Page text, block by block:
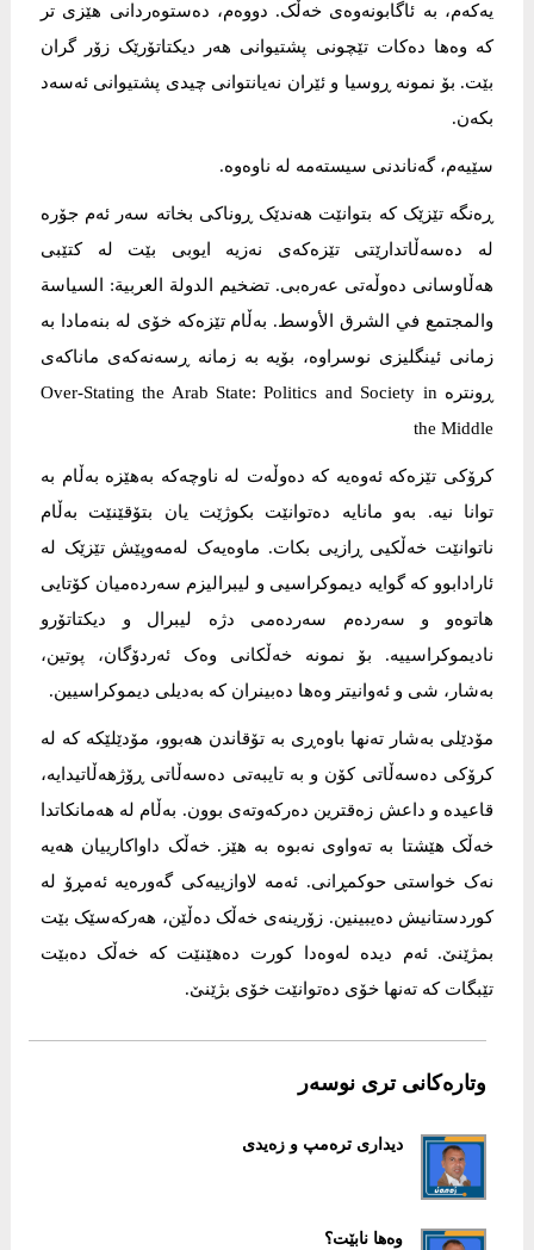
یەکەم، بە ئاگابونەوەی خەڵک. دووەم، دەستوەردانی هێزی تر
کە وەها دەکات تێچونی پشتیوانی هەر دیکتاتۆرێک زۆر گران
بێت. بۆ نمونە ڕوسیا و ئێران نەیانتوانی چیدی پشتیوانی ئەسەد
بکەن.
سێیەم، گەناندنی سیستەمە لە ناوەوە.
ڕەنگە تێزێک کە بتوانێت هەندێک ڕوناکی بخاتە سەر ئەم جۆرە
لە دەسەڵاتدارێتی تێزەکەی نەزیه ایوبی بێت لە کتێبی
هەڵاوسانی دەوڵەتی عەرەبی. تضخيم الدولة العربية: السياسة
والمجتمع في الشرق الأوسط. بەڵام تێزەکە خۆی لە بنەمادا بە
زمانی ئینگلیزی نوسراوە، بۆیە بە زمانە ڕسەنەکەی ماناکەی
ڕونترە Over-Stating the Arab State: Politics and Society in
the Middle
کرۆکی تێزەکە ئەوەیە کە دەوڵەت لە ناوچەکە بەهێزە بەڵام بە
توانا نیە. بەو مانایە دەتوانێت بکوژێت یان بتۆقێنێت بەڵام
ناتوانێت خەڵکیی ڕازیی بکات. ماوەیەک لەمەوپێش تێزێک لە
ئارادابوو کە گوایە دیموکراسیی و لیبرالیزم سەردەمیان کۆتایی
هاتوەو و سەردەم سەردەمی دژە لیبرال و دیکتاتۆرو
نادیموکراسییە. بۆ نمونە خەڵکانی وەک ئەردۆگان، پوتین،
بەشار، شی و ئەوانیتر وەها دەبینران کە بەدیلی دیموکراسیین.
مۆدێلی بەشار تەنها باوەڕی بە تۆقاندن هەبوو، مۆدێلێکە کە لە
کرۆکی دەسەڵاتی کۆن و بە تایبەتی دەسەڵاتی ڕۆژهەڵاتیدایە،
قاعیدە و داعش زەقترین دەرکەوتەی بوون. بەڵام لە هەمانکاتدا
خەڵک هێشتا بە تەواوی نەبوە بە هێز. خەڵک داواکارییان هەیە
نەک خواستی حوکمڕانی. ئەمە لاوازییەکی گەورەیە ئەمڕۆ لە
کوردستانیش دەیبینین. زۆرینەی خەڵک دەڵێن، هەرکەسێک بێت
بمژێنێ. ئەم دیدە لەوەدا کورت دەهێنێت کە خەڵک دەبێت
تێبگات کە تەنها خۆی دەتوانێت خۆی بژێنێ.
وتارەکانی تری نوسەر
دیداری ترەمپ و زەیدی
وەها نابێت؟